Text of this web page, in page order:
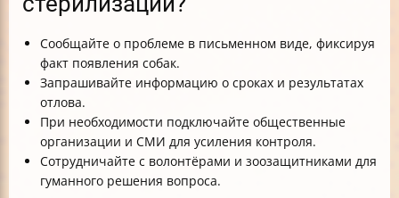
Сообщайте о проблеме в письменном виде, фиксируя
факт появления собак.
Запрашивайте информацию о сроках и результатах
отлова.
При необходимости подключайте общественные
организации и СМИ для усиления контроля.
Сотрудничайте с волонтёрами и зоозащитниками для
гуманного решения вопроса.